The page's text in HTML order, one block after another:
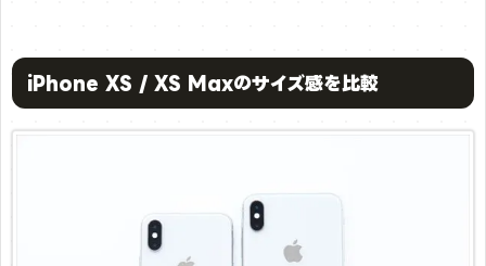
iPhone XS / XS Maxのサイズ感を比較